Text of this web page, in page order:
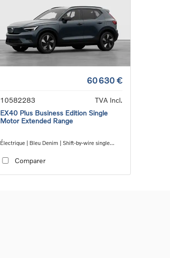
60 630 €
10582283
TVA Incl.
EX40 Plus Business Edition Single
Motor Extended Range
Électrique | Bleu Denim | Shift-by-wire single
Comparer